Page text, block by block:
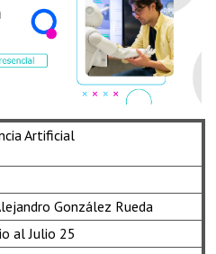
Artificial
González Rueda
al Julio 25